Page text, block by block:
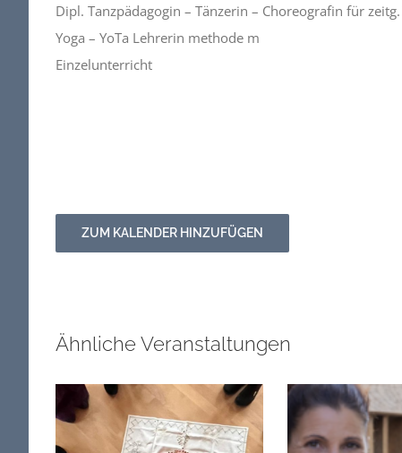
Dipl. Tanzpädagogin – Tänzerin – Choreografin für zeitg.
Yoga – YoTa Lehrerin methode m
Einzelunterricht
ZUM KALENDER HINZUFÜGEN
Ähnliche Veranstaltungen